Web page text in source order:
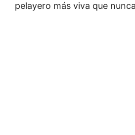
pelayero más viva que